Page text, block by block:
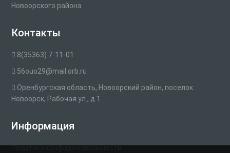
Новоорского района
Контакты
8(35363) 7-11-01
56ouo29@mail.orb.ru
Оренбургская область, Новоорский район, поселок
Новоорск, Рабочая ул., д.1
Информация
Политика конфиденциальности